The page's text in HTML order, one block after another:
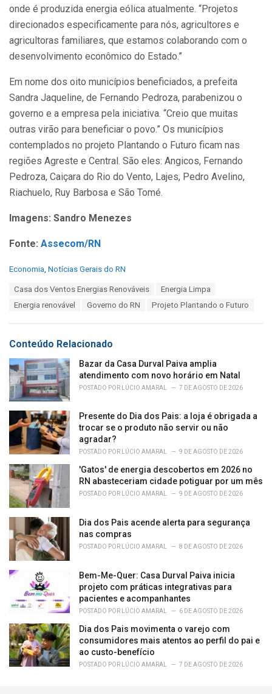
onde é produzida energia eólica atualmente. “Projetos
direcionados especificamente para nós, agricultores e
agricultoras familiares, que estamos colaborando com o
desenvolvimento econômico do Estado.”
Em nome dos oito municípios beneficiados, a prefeita
Sandra Jaqueline, de Fernando Pedroza, parabenizou o
governo e a empresa pela iniciativa. “Creio que muitas
outras virão para beneficiar o povo.” Os municípios
contemplados no projeto Plantando o Futuro ficam nas
regiões Agreste e Central. São eles: Angicos, Fernando
Pedroza, Caiçara do Rio do Vento, Lajes, Pedro Avelino,
Riachuelo, Ruy Barbosa e São Tomé.
Imagens: Sandro Menezes
Fonte: Assecom/RN
C
i
e
s
:
Economia, Notícias Gerais do RN
Casa dos Ventos Energias Renováveis
Energia Limpa
Energia renovável
Governo do RN Projeto Plantando o Futuro
Conteúdo Relacionado
Bazar da Casa Durval Paiva amplia
atendimento com novo horário em Natal
POSTADO POR LÚCIO AMARAL 7 DE AGOSTO DE 2026
Presente do Dia dos Pais: a loja é obrigada a
trocar se o produto não servir ou não
agradar?
POSTADO POR LÚCIO AMARAL 9 DE AGOSTO DE 2026
'Gatos' de energia descobertos em 2026 no
RN abasteceriam cidade potiguar por um mês
POSTADO POR LÚCIO AMARAL 9 DE AGOSTO DE 2026
Dia dos Pais acende alerta para segurança
nas compras
POSTADO POR LÚCIO AMARAL 8 DE AGOSTO DE 2026
Bem-Me-Quer: Casa Durval Paiva inicia
projeto com práticas integrativas para
pacientes e acompanhantes
POSTADO POR LÚCIO AMARAL 6 DE AGOSTO DE 2026
Dia dos Pais movimenta o varejo com
consumidores mais atentos ao perfil do pai e
ao custo-benefício
POSTADO POR LÚCIO AMARAL 7 DE AGOSTO DE 2026